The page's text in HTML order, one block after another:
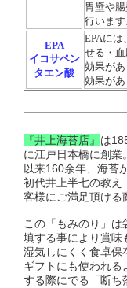
胃壁や
行います
EPA
イコサペン
タエン酸
EPAに
せる・
効果があ
効果があ
『井上海苔店』 は
に江戸日本橋に創業。
以来160余年、海苔
初代井上半七の教え
客様にご満足頂ける
この「もみのり」
填する事により賞味
湿気しにくく食卓保
ギフトにも使われ
する際にでる「断ち